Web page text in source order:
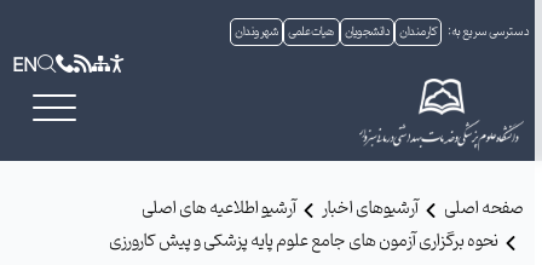
سریع به: کارمندان دانشجویان هیات علمی شهروندان
EN
اصلی آرشیوهای اخبار
آرشیو اطلاعیه های اصلی
نحوه برگزاری آزمون های جامع علوم پایه پزشکی و پیش کارورزی